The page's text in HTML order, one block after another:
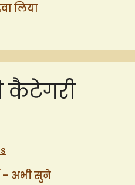
लिया
कैटेगरी
– अभी सुने